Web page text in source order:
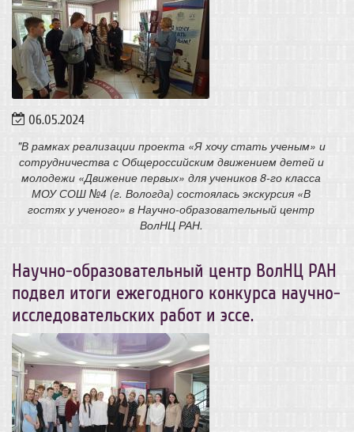
06.05.2024
"В рамках реализации проекта «Я хочу стать ученым» и
сотрудничества с Общероссийским движением детей и
молодежи «Движение первых» для учеников 8-го класса
МОУ СОШ №4 (г. Вологда) состоялась экскурсия «В
гостях у ученого» в Научно-образовательный центр
ВолНЦ РАН.
​Научно-образовательный центр ВолНЦ РАН
подвел итоги ежегодного конкурса научно-
исследовательских работ и эссе.